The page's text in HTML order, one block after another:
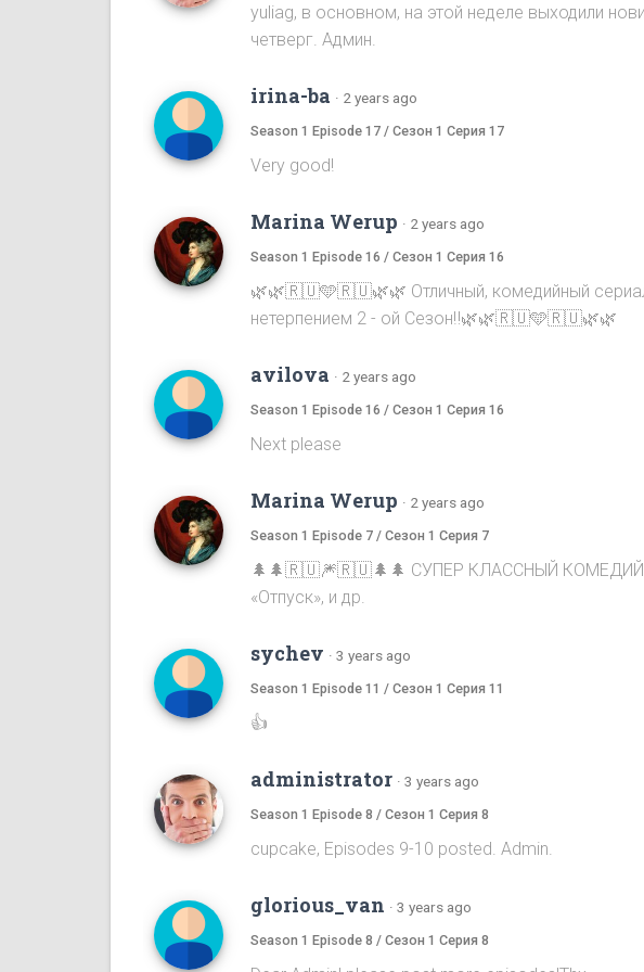
yuliag, в основном, на этой неделе выходили
четверг. Админ.
irina-ba · 2 years ago
Season 1 Episode 17 / Сезон 1 Серия 17
Very good!
Marina Werup · 2 years ago
Season 1 Episode 16 / Сезон 1 Серия 16
🌿🌿🇷🇺🩵🇷🇺🌿🌿 Отличный, комедийный
нетерпением 2 - ой Сезон‼️🌿🌿🇷🇺🩵🇷🇺🌿🌿
avilova · 2 years ago
Season 1 Episode 16 / Сезон 1 Серия 16
Next please
Marina Werup · 2 years ago
Season 1 Episode 7 / Сезон 1 Серия 7
🌲🌲🇷🇺🎆🇷🇺🌲🌲 СУПЕР КЛАССНЫЙ
«Отпуск», и др.
sychev · 3 years ago
Season 1 Episode 11 / Сезон 1 Серия 11
👍
administrator · 3 years ago
Season 1 Episode 8 / Сезон 1 Серия 8
cupcake, Episodes 9-10 posted. Admin.
glorious_van · 3 years ago
Season 1 Episode 8 / Сезон 1 Серия 8